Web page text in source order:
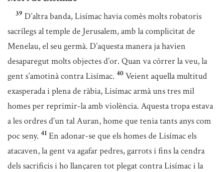
39 D’altra banda, Lisímac havia comès molts robatoris
sacrílegs al temple de Jerusalem, amb la complicitat de
Menelau, el seu germà. D’aquesta manera ja havien
desaparegut molts objectes d’or. Quan va córrer la veu, la
gent s’amotinà contra Lisímac. 40 Veient aquella multitud
exasperada i plena de ràbia, Lisímac armà uns tres mil
homes per reprimir-la amb violència. Aquesta tropa estava
a les ordres d’un tal Auran, home que tenia tants anys com
poc seny. 41 En adonar-se que els homes de Lisímac els
atacaven, la gent va agafar pedres, garrots i fins la cendra
dels sacrificis i ho llançaren tot plegat contra Lisímac i la